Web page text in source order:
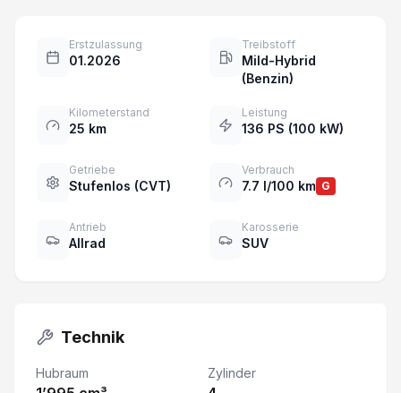
Erstzulassung
01.2026
Treibstoff
Mild-Hybrid
(Benzin)
Kilometerstand
25 km
Leistung
136 PS (100 kW)
Getriebe
Stufenlos (CVT)
Verbrauch
7.7 l/100 km G
Antrieb
Allrad
Karosserie
SUV
Technik
Hubraum Zylinder